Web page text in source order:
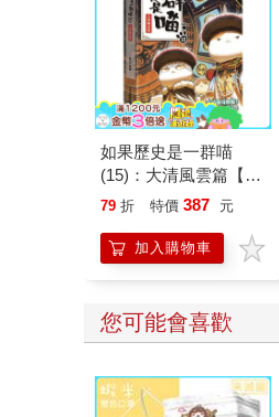
如果歷史是一群喵
(15)：大清風雲篇【萌
貓漫畫學歷史】
79 折 特價 387 元
加入購物車
您可能會喜歡